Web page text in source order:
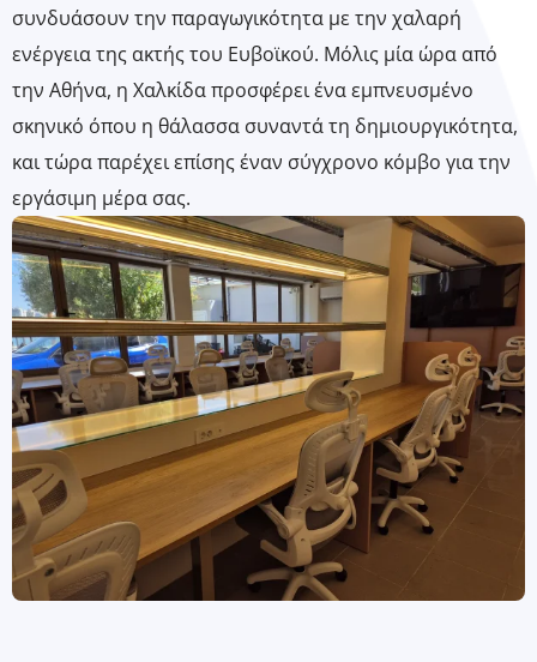
συνδυάσουν την παραγωγικότητα με την χαλαρή
ενέργεια της ακτής του Ευβοϊκού. Μόλις μία ώρα από
την Αθήνα, η Χαλκίδα προσφέρει ένα εμπνευσμένο
σκηνικό όπου η θάλασσα συναντά τη δημιουργικότητα,
και τώρα παρέχει επίσης έναν σύγχρονο κόμβο για την
εργάσιμη μέρα σας.